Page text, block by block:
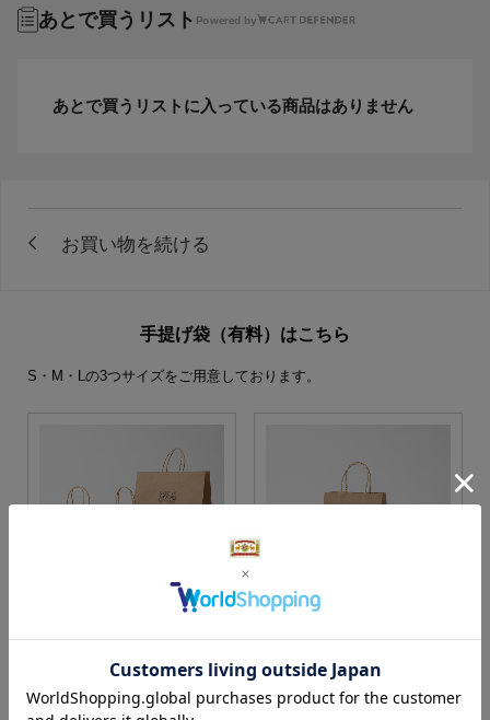
あとで買うリスト Powered by
あとで買うリストに入っている商品はありません
手提げ袋（有料）はこちら
S・M・Lの3つサイズをご用意しております。
カートに入れる カートに入れる